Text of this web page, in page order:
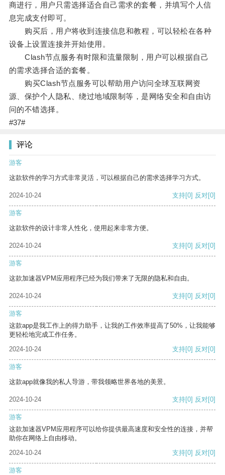
商进行，用户只需选择适合自己需求的套餐，并填写个人信
息完成支付即可。
购买后，用户将收到连接信息和教程，可以轻松在各种
设备上设置连接并开始使用。
Clash节点服务有时限和流量限制，用户可以根据自己
的需求选择合适的套餐。
购买Clash节点服务可以帮助用户访问全球互联网资
源、保护个人隐私、绕过地域限制等，是网络安全和自由访
问的不错选择。
#37#
评论
游客
这款软件的学习方式非常灵活，可以根据自己的需求选择学习方式。
2024-10-24 支持[0] 反对[0]
游客
这款软件的设计非常人性化，使用起来非常方便。
2024-10-24 支持[0] 反对[0]
游客
这款加速器VPM应用程序已经为我们带来了无限的隐私和自由。
2024-10-24 支持[0] 反对[0]
游客
这款app是我工作上的得力助手，让我的工作效率提高了50%，让我能够
更轻松地完成工作任务。
2024-10-24
支持[0] 反对[0]
游客
这款app就像我的私人导游，带我领略世界各地的美景。
2024-10-24 支持[0] 反对[0]
游客
这款加速器VPM应用程序可以给你提供最高速度和安全性的连接，并帮
助你在网络上自由移动。
2024-10-24
支持[0] 反对[0]
游客